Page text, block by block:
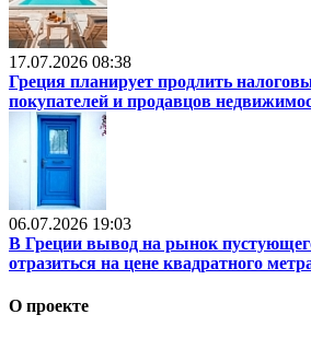
17.07.2026 08:38
Греция планирует продлить
покупателей и продавцов
06.07.2026 19:03
В Греции вывод на рынок
отразиться на цене квадратного
О проекте